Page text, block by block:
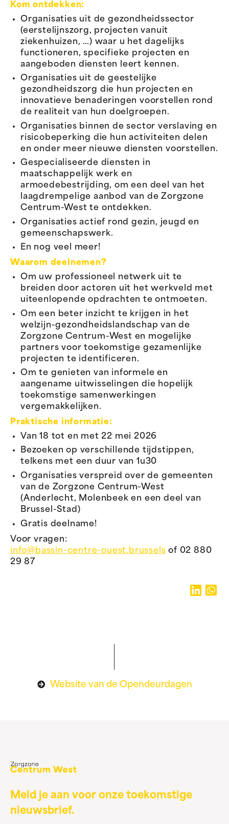
Kom ontdekken:
Organisaties uit de gezondheidssector
(eerstelijnszorg, projecten vanuit
ziekenhuizen, …) waar u het dagelijks
functioneren, specifieke projecten en
aangeboden diensten leert kennen.
Organisaties uit de geestelijke
gezondheidszorg die hun projecten en
innovatieve benaderingen voorstellen rond
de realiteit van hun doelgroepen.
Organisaties binnen de sector verslaving en
risicobeperking die hun activiteiten delen
en onder meer nieuwe diensten voorstellen.
Gespecialiseerde diensten in
maatschappelijk werk en
armoedebestrijding, om een deel van het
laagdrempelige aanbod van de Zorgzone
Centrum-West te ontdekken.
Organisaties actief rond gezin, jeugd en
gemeenschapswerk.
En nog veel meer!
Waarom deelnemen?
Om uw professioneel netwerk uit te
breiden door actoren uit het werkveld met
uiteenlopende opdrachten te ontmoeten.
Om een beter inzicht te krijgen in het
welzijn-gezondheidslandschap van de
Zorgzone Centrum-West en mogelijke
partners voor toekomstige gezamenlijke
projecten te identificeren.
Om te genieten van informele en
aangename uitwisselingen die hopelijk
toekomstige samenwerkingen
vergemakkelijken.
Praktische informatie:
Van 18 tot en met 22 mei 2026
Bezoeken op verschillende tijdstippen,
telkens met een duur van 1u30
Organisaties verspreid over de gemeenten
van de Zorgzone Centrum-West
(Anderlecht, Molenbeek en een deel van
Brussel-Stad)
Gratis deelname!
Voor vragen:
info@bassin-centre-ouest.brussels of 02 880
29 87
Website van de Opendeurdagen
Meld je aan voor onze toekomstige
nieuwsbrief.